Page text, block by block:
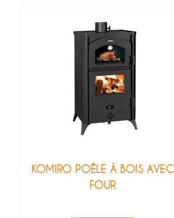
KOMIRO POÊLE À BOIS AVEC
FOUR